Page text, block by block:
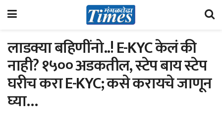
लाडक्या बहिणींनो..! E-KYC केलं की
नाही? १५०० अडकतील, स्टेप बाय स्टेप
घरीच करा E-KYC; कसे करायचे जाणून
घ्या…